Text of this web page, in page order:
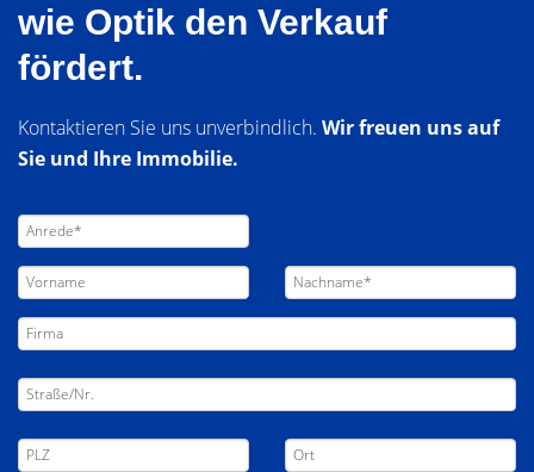
wie Optik den Verkauf
fördert.
Kontaktieren Sie uns unverbindlich. Wir freuen uns auf
Sie und Ihre Immobilie.